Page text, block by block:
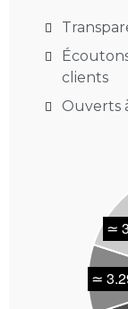
clients
Ouverts